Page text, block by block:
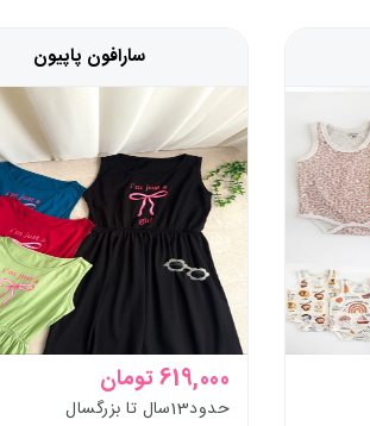
سارافون پاپیون
619,000 تومان
حدود13سال تا بزرگسال